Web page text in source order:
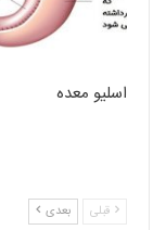
اسلیو معده
قبلی بعدی